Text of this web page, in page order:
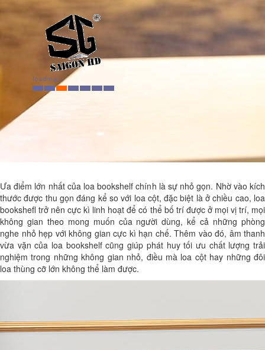
Ưa điểm lớn nhất của loa bookshelf chính là sự nhỏ gọn. Nhờ vào kích
thước được thu gọn đáng kể so với loa cột, đặc biệt là ở chiều cao, loa
bookshefl trở nên cực kì linh hoạt để có thể bố trí được ở mọi vị trí, mọi
không gian theo mong muốn của người dùng, kể cả những phòng
nghe nhỏ hẹp với không gian cực kì hạn chế. Thêm vào đó, âm thanh
vừa vặn của loa bookshelf cũng giúp phát huy tối ưu chất lượng trải
nghiệm trong những không gian nhỏ, điều mà loa cột hay những đôi
loa thùng cỡ lớn không thể làm được.